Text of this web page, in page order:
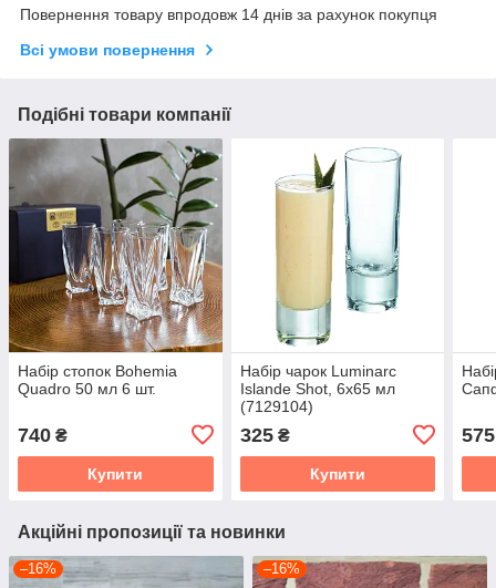
Повернення товару впродовж 14 днів за рахунок покупця
Всі умови повернення
Подібні товари компанії
Набір стопок Bohemia
Quadro 50 мл 6 шт.
740 ₴
Купити
Набір чарок Luminarc
Islande Shot, 6х65 мл
(7129104)
325₴
Купити
575
Акційні пропозиції та новинки
–16% –16%